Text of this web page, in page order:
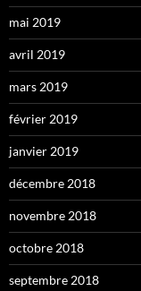
mai 2019
avril 2019
mars 2019
février 2019
janvier 2019
décembre 2018
novembre 2018
octobre 2018
septembre 2018